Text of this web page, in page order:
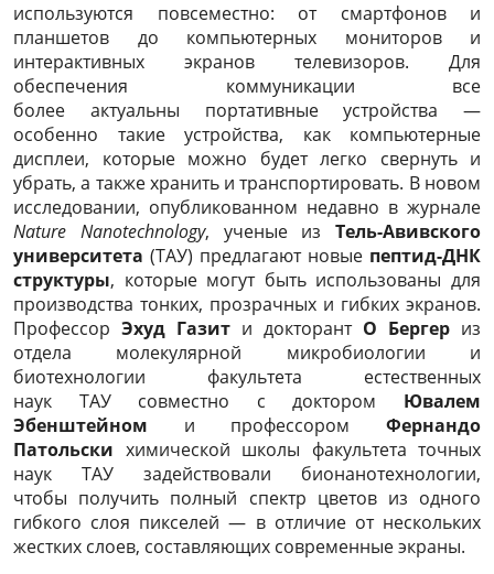
используются повсеместно: от смартфонов и
планшетов до компьютерных мониторов и
интерактивных экранов телевизоров. Для
обеспечения коммуникации все
более актуальны портативные устройства —
особенно такие устройства, как компьютерные
дисплеи, которые можно будет легко свернуть и
убрать, а также хранить и транспортировать. В новом
исследовании, опубликованном недавно в журнале
Nature Nanotechnology, ученые из Тель-Авивского
университета (ТАУ) предлагают новые пептид-ДНК
структуры, которые могут быть использованы для
производства тонких, прозрачных и гибких экранов.
Профессор Эхуд Газит и докторант О Бергер из
отдела молекулярной микробиологии и
биотехнологии факультета естественных
наук ТАУ совместно с доктором Ювалем
Эбенштейном и профессором Фернандо
Патольски химической школы факультета точных
наук ТАУ задействовали бионанотехнологии,
чтобы получить полный спектр цветов из одного
гибкого слоя пикселей — в отличие от нескольких
жестких слоев, составляющих современные экраны.